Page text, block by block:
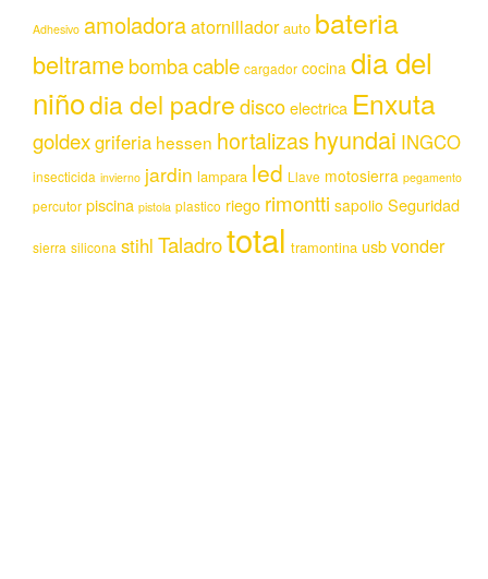
Adhesivo amoladoraatornillador auto bateria
beltramebombacable cargador cocina dia del
niñodia del padrediscoelectrica Enxuta
goldexgriferia hessen hortalizas hyundai INGCO
insecticida invierno jardin lampara led Llave motosierra pegamento
percutor piscina pistola plastico riego rimontti sapolio Seguridad
sierra silicona stihl Taladrototal tramontina usbvonder